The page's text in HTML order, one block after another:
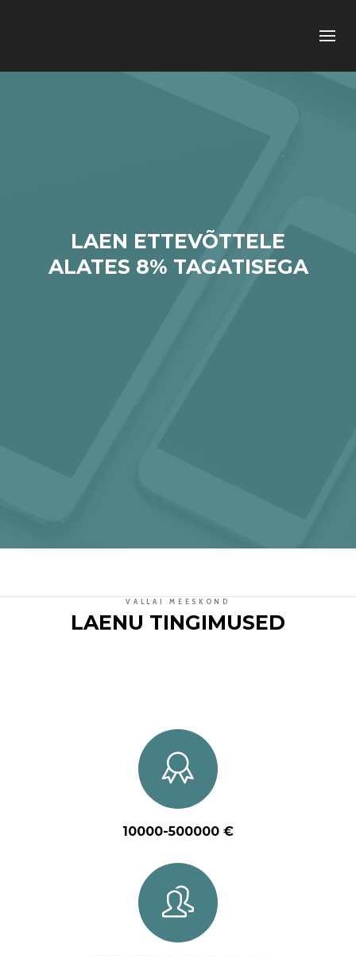
LAEN ETTEVÕTTELE
ALATES 8% TAGATISEGA
VALLAI MEESKOND
LAENU TINGIMUSED
10000-500000 €